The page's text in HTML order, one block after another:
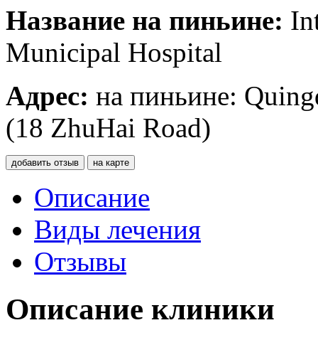
Название на пиньине:
Municipal Hospital
Адрес: на пиньине:
(18 ZhuHai Road)
добавить отзыв на карте
Описание
Виды лечения
Отзывы
Описание клиники